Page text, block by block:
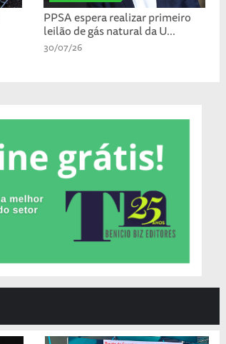
PPSA espera realizar primeiro
leilão de gás natural da U...
30/07/26